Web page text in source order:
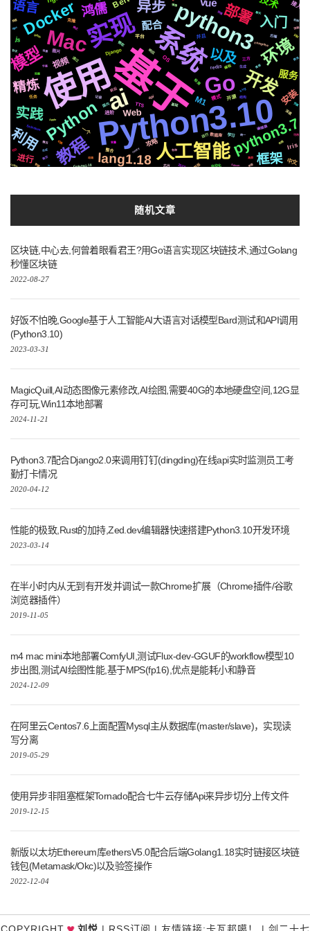
基于
使用
Python3.10
系统
实现
ai Go
python3
Mac
人工智能
开发
Python
环境
教程
Docker
模型
部署
python3.7
异步
实践
入门
以及
利用
鸿儒
精炼
语言
框架
lang1.18
配合
服务
安装
Web
M1
视频
进行
攻略
js
Iris
OS
接入
中文
TTS
Django
平台
进阶
redis
模式 开源
一个
并且
api
三方
图片
数据库
整合
学习
克隆
任务
响应
compose
芯片
前后
检测
编辑器
基础
2020
微软
国内
后端
深度
记录
编程
Selenium
通过
新版
svg
Golang1.18
生成
结构
运行
自动化
格式
字幕
变量
推荐
celery
场景
阻塞
镜像
Apple
各种
存储
Silicon
统一
github
切换
动画
爬虫
情况
协议
io
聊天
合成
页面
https
简历
快速
布局
识别
集群
流程
可用
声音
机制
社交
数据
centos
随机文章
区块链,中心去,何曾着眼看君王?用Go语言实现区块链技术,通过Golang
秒懂区块链
2022-08-27
好饭不怕晚,Google基于人工智能AI大语言对话模型Bard测试和API调用
(Python3.10)
2023-03-31
MagicQuill,AI动态图像元素修改,AI绘图,需要40G的本地硬盘空间,12G显
存可玩,Win11本地部署
2024-11-21
Python3.7配合Django2.0来调用钉钉(dingding)在线api实时监测员工考
勤打卡情况
2020-04-12
性能的极致,Rust的加持,Zed.dev编辑器快速搭建Python3.10开发环境
2023-03-14
在半小时内从无到有开发并调试一款Chrome扩展（Chrome插件/谷歌
浏览器插件）
2019-11-05
m4 mac mini本地部署ComfyUI,测试Flux-dev-GGUF的workflow模型10
步出图,测试AI绘图性能,基于MPS(fp16),优点是能耗小和静音
2024-12-09
在阿里云Centos7.6上面配置Mysql主从数据库(master/slave)，实现读
写分离
2019-05-29
使用异步非阻塞框架Tornado配合七牛云存储Api来异步切分上传文件
2019-12-15
新版以太坊Ethereum库ethersV5.0配合后端Golang1.18实时链接区块链
钱包(Metamask/Okc)以及验签操作
2022-12-04